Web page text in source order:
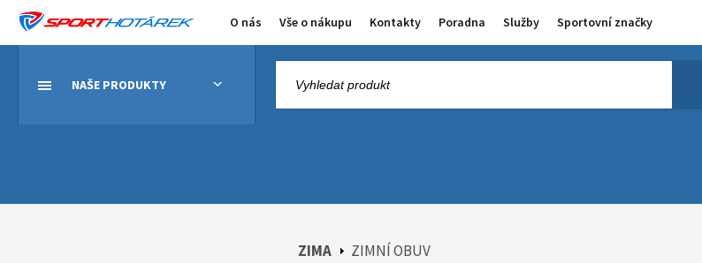
O nás Vše o nákupu Kontakty Poradna Služby Sportovní značky
NAŠE PRODUKTY
ZIMA ZIMNÍ OBUV